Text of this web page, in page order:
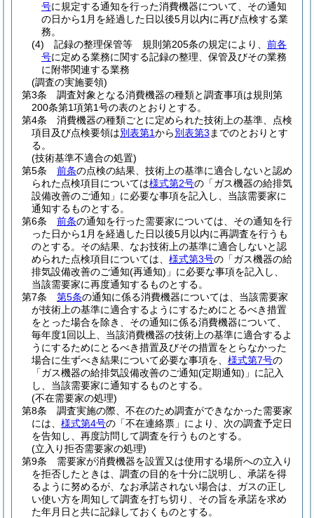
号に規定する通知を行った消費機器について、その通知
の日から1月を経過した日以後5月以内に再び点検する業
務。
(4)
記録の整理保管等 規則第205条の規定により、 前各
号に定める業務に関する記録の整理、保管及びその業務
に附帯関連する業務
(調査の実施要領)
第3条
調査対象となる消費機器の種類と調査事項は規則第
200条第1項第1号の表のとおりとする。
第4条
消費機器の種類ごとに定められた技術上の基準、点検
項目及び点検要領は別表第1から別表第3 までのとおりとす
る。
(技術基準不適合の処置)
第5条
前条の点検の結果、技術上の基準に適合しないと認め
られた点検項目については様式第2号の「ガス機器の給排気
設備改善のご通知」に必要な事項を記入し、当該需要家に
通知するものとする。
第6条
前条の通知を行った需要家については、その通知を行
った日から1月を経過した日以後5月以内に再調査を行うも
のとする。 その結果、なお技術上の基準に適合しないと認
められた点検項目については、 様式第3号の「ガス機器の給
排気設備改善のご通知(再通知) 」に必要な事項を記入し、
当該需要家に再度通知するものとする。
第7条
第5条の通知に係る消費機器については、当該需要家
が技術上の基準に適合するようにするためにとるべき措置
をとった場合を除き、その通知に係る消費機器について、
毎年度1回以上、当該消費機器の技術上の基準に適合するよ
うにするためにとるべき措置及びその措置をとらなかった
場合に生ずべき結果について必要な事項を、 様式第7号の
「ガス機器の給排気設備改善のご通知(定期通知) 」に記入
し、当該需要家に通知するものとする。
(不在需要家の処理)
第8条
調査実施の際、不在のため調査ができなかった需要家
には、 様式第4号の「不在連絡票」により、次の調査予定日
を告知し、再度訪問して調査を行うものとする。
(立入り拒否需要家の処理)
第9条
需要家が消費機器を設置又は使用する場所への立入り
を拒否したときは、調査の目的を十分に説明し、承諾を得
るように努めるが、なお承諾されない場合は、ガスの正し
い使い方を周知して調査を打ち切り、その旨を承諾を求め
た年月日と共に記録しておくものとする。